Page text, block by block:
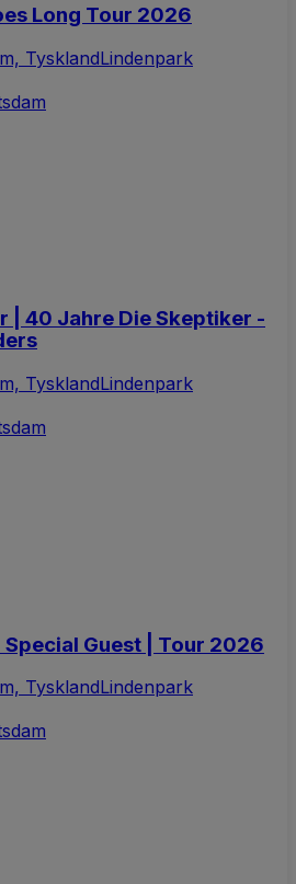
Long Tour 2026
TysklandLindenpark
| 40 Jahre Die Skeptiker -
TysklandLindenpark
Guest | Tour 2026
TysklandLindenpark